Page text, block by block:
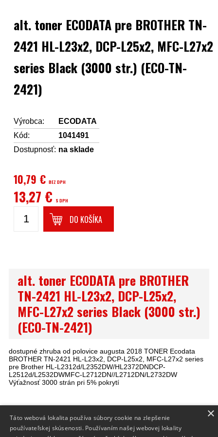
alt. toner ECODATA pre BROTHER TN-
2421 HL-L23x2, DCP-L25x2, MFC-L27x2
series Black (3000 str.) (ECO-TN-
2421)
Výrobca:
ECODATA
Kód:
1041491
Dostupnosť: na sklade
10,79 € BEZ DPH
13,27 € S DPH
DO KOŠÍKA
alt. toner ECODATA pre BROTHER
TN-2421 HL-L23x2, DCP-L25x2,
MFC-L27x2 series Black (3000 str.)
(ECO-TN-2421)
dostupné zhruba od polovice augusta 2018 TONER Ecodata
BROTHER TN-2421 HL-L23x2, DCP-L25x2, MFC-L27x2 series
pre Brother HL-L2312d/L2352DW/HL2372DNDCP-
L2512d/L2532DWMFC-L2712DN//L2712DN/L2732DW
Výťažnosť 3000 strán pri 5% pokrytí
INFO
×
Táto webová lokalita používa súbory cookie na zlepšenie
používateľskej skúsenosti. Používaním našej webovej lokality